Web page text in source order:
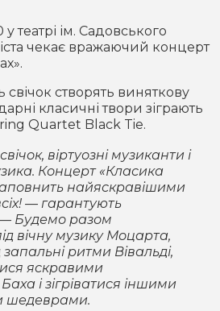
на нас у Telegram
театрі ім. Садовського
чекає вражаючий концерт
свічок створять виняткову
класичні твори зіграють
Quartet Black Tie.
віртуозні музиканти і
Концерт «Класика
найяскравішими
— гарантують
— Будемо разом
вічну музику Моцарта,
ритми Вівальді,
яскравими
і зігріватися іншими
шедеврами.